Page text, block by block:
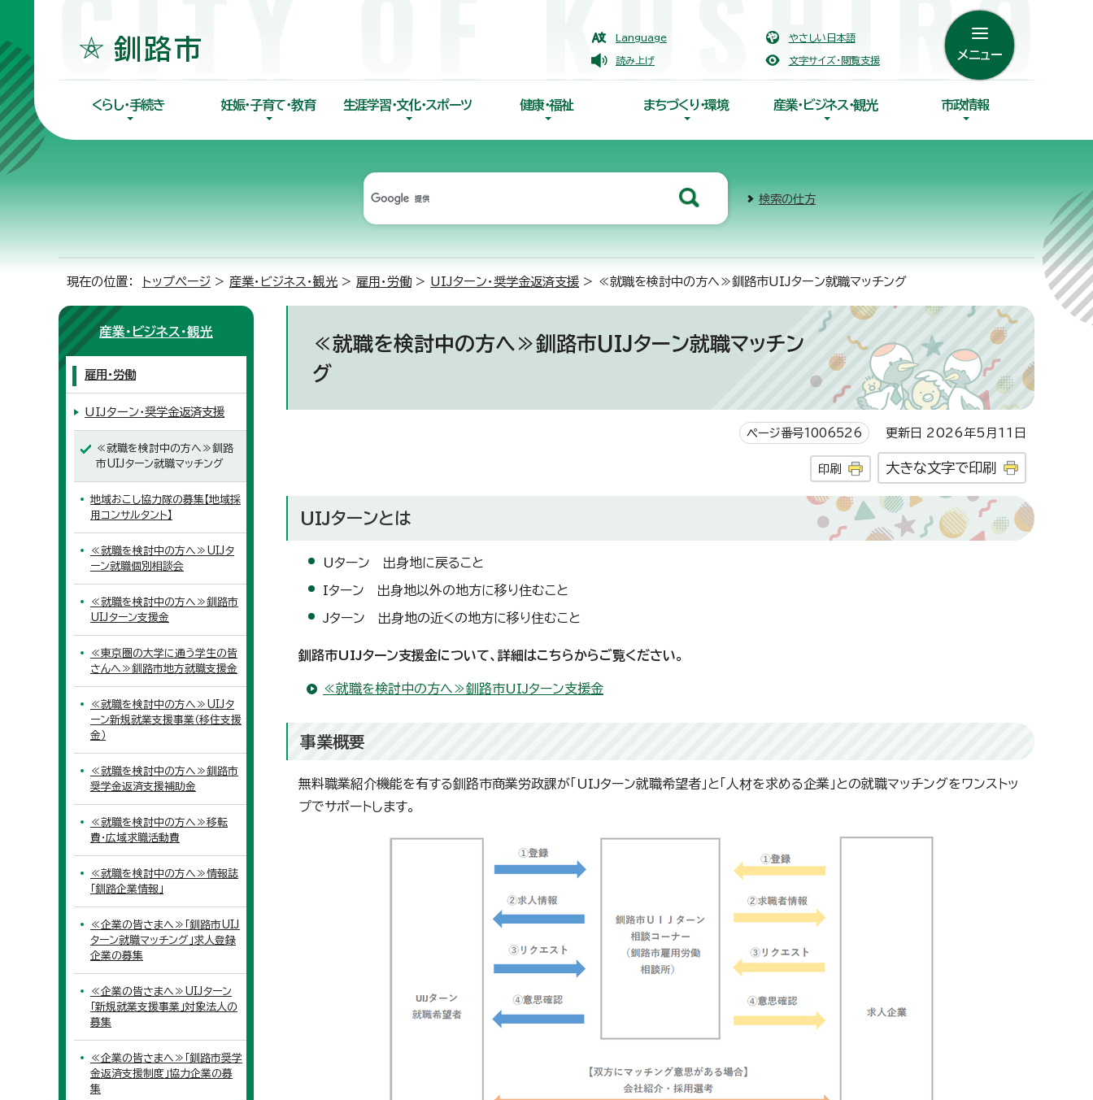
Language やさしい日本語
読み上げ 文字サイズ・閲覧支援 メニュー
くらし・手続き 妊娠・子育て・教育 生涯学習・文化・スポーツ 健康・福祉 まちづくり・環境 産業・ビジネス・観光 市政情報
検索の仕方
現在の位置： トップページ > 産業・ビジネス・観光 > 雇用・労働 > UIJターン・奨学金返済支援 > ≪就職を検討中の方へ≫釧路市UIJターン就職マッチング
≪就職を検討中の方へ≫釧路市UIJターン就職マッチン
グ
ページ番号1006526 更新日 2026年5月11日
印刷 大きな文字で印刷
UIJターンとは
Uターン 出身地に戻ること
Iターン 出身地以外の地方に移り住むこと
Jターン 出身地の近くの地方に移り住むこと
釧路市UIJターン支援金について、詳細はこちらからご覧ください。
≪就職を検討中の方へ≫釧路市UIJターン支援金
事業概要
無料職業紹介機能を有する釧路市商業労政課が「UIJターン就職希望者」と「人材を求める企業」との就職マッチングをワンストッ
プでサポートします。
産業・ビジネス・観光
雇用・労働
UIJターン・奨学金返済支援
≪就職を検討中の方へ≫釧路
市UIJターン就職マッチング
地域おこし協力隊の募集【地域採
用コンサルタント】
≪就職を検討中の方へ≫UIJタ
ーン就職個別相談会
≪就職を検討中の方へ≫釧路市
UIJターン支援金
≪東京圏の大学に通う学生の皆
さんへ≫釧路市地方就職支援金
≪就職を検討中の方へ≫UIJタ
ーン新規就業支援事業（移住支援
金）
≪就職を検討中の方へ≫釧路市
奨学金返済支援補助金
≪就職を検討中の方へ≫移転
費・広域求職活動費
≪就職を検討中の方へ≫情報誌
「釧路企業情報」
≪企業の皆さまへ≫「釧路市UIJ
ターン就職マッチング」求人登録
企業の募集
≪企業の皆さまへ≫UIJターン
「新規就業支援事業」対象法人の
募集
≪企業の皆さまへ≫「釧路市奨学
金返済支援制度」協力企業の募
集